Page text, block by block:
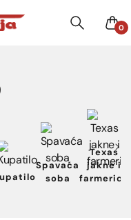
0
Spavaća
soba
Texas
jakne i
farmerice